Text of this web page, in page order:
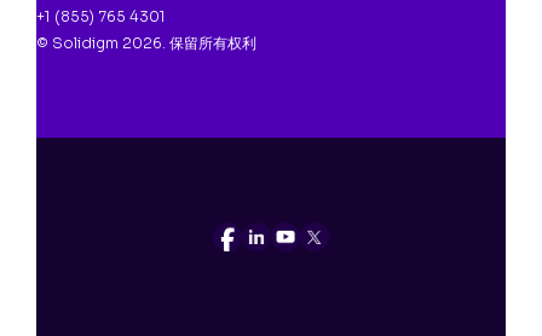
+1 (855) 765 4301
© Solidigm 2026. 保留所有权利